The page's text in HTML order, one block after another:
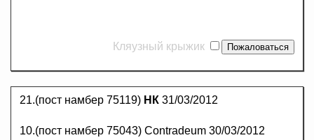
Кляузный крыжик
21.(пост намбер 75119) НК 31/03/2012
10.(пост намбер 75043) Contradeum 30/03/2012